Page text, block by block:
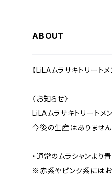
ABOUT
【LiLAムラサキトリートメ
〈お知らせ〉
LiLAムラサキトリートメ
今後の生産はありません
・通常のムラシャンより
※赤系やピンク系にはお